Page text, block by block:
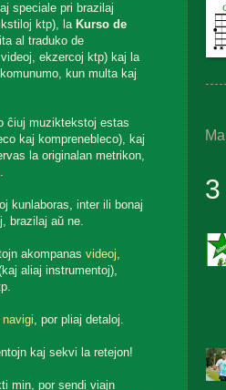
speciale pri brazilaj
ktp), la Kurso de
al traduko de
ekzercoj ktp) kaj la
kun multa kaj
ĉiuj muziktekstoj estas
kaj komprenebleco), kaj
la originalan metrikon,
kunlaboras, inter ili bonaj
brazilaj aŭ ne.
akompanasvideoj,
aliaj instrumentoj),
navigi, por pliaj detaloj.
kaj sekvi la retejon!
min, por sendi viajn